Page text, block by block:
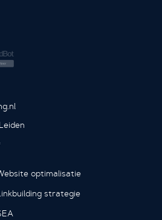
optimalisatie
strategie